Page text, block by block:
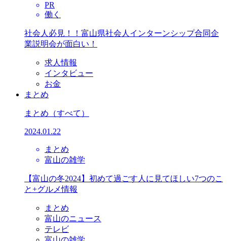
PR
働く
社会人必見！！富山県社会人インターンシップ合同企
業説明会が面白い！
求人情報
インタビュー
お金
まとめ
まとめ （すべて）
2024.01.22
まとめ
富山の雑学
【富山の冬2024】初めて過ごす人に見てほしい7つのこ
と+グルメ情報
まとめ
富山のニュース
テレビ